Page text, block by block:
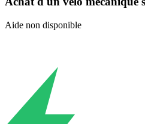
Aide non disponible